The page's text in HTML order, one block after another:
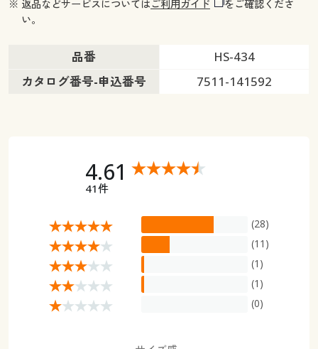
※ 返品などサービスについてはご利用ガイド
をご確認くださ
い。
品番
HS-434
カタログ番号-申込番号
7511-141592
4.61
41件
(28)
(11)
(1)
(1)
(0)